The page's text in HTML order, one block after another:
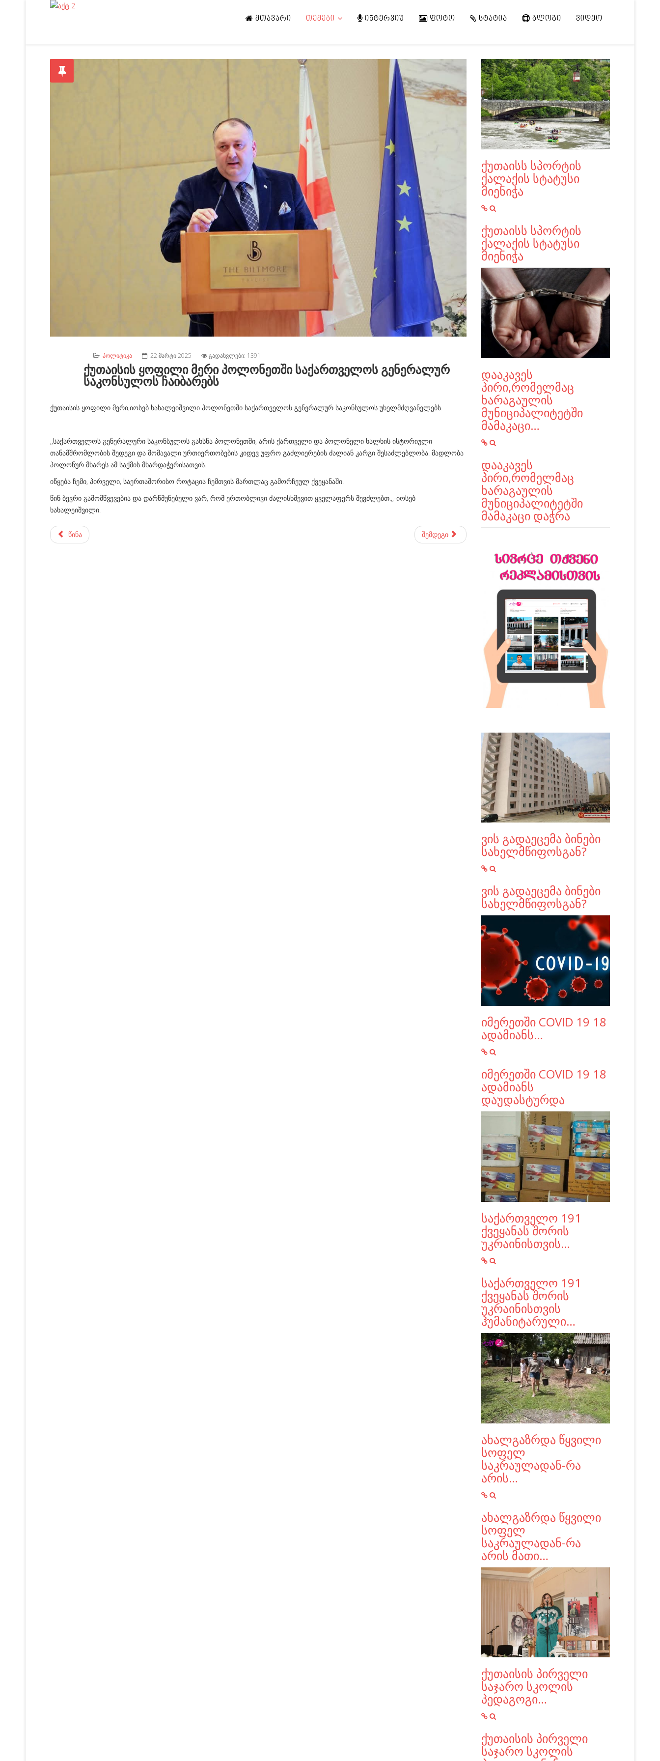
ᲛᲗᲐᲕᲐᲠᲘ ᲗᲔᲛᲔᲑᲘ ᲘᲜᲢᲔᲠᲕᲘᲣ ᲤᲝᲢᲝ ᲡᲢᲐᲢᲘᲐ ᲑᲚᲝᲒᲘ ᲕᲘᲓᲔᲝ
ᲞᲝᲚᲘᲢᲘᲙᲐ 22 ᲛᲐᲠᲢᲘ 2025 ᲒᲐᲓᲐᲡᲕᲚᲔᲑᲘ: 1391
ქუთაისის ყოფილი მერი პოლონეთში საქართველოს გენერალურ
საკონსულოს ჩაიბარებს
ქუთაისის ყოფილი მერი,იოსებ ხახალეიშვილი პოლონეთში საქართველოს გენერალურ საკონსულოს უხელმძღვანელებს.
,,საქართველოს გენერალური საკონსულოს გახსნა პოლონეთში, არის ქართველი და პოლონელი ხალხის ისტორიული
თანამშრომლობის შედეგი და მომავალი ურთიერთობების კიდევ უფრო გაძლიერების ძალიან კარგი შესაძლებლობა. მადლობა
პოლონურ მხარეს ამ საქმის მხარდაჭერისათვის.
იწყება ჩემი, პირველი, საერთაშორისო როტაცია ჩემთვის მართლაც გამორჩეულ ქვეყანაში.
წინ ბევრი გამომწვევებია და დარწმუნებული ვარ, რომ ერთობლივი ძალისხმევით ყველაფერს შევძლებთ.,,-იოსებ
ხახალეიშვილი.
წინა შემდეგი
ქუთაისს სპორტის
ქალაქის სტატუსი
მიენიჭა
ქუთაისს სპორტის
ქალაქის სტატუსი
მიენიჭა
დააკავეს
პირი,რომელმაც
ხარაგაულის
მუნიციპალიტეტში
მამაკაცი…
დააკავეს
პირი,რომელმაც
ხარაგაულის
მუნიციპალიტეტში
მამაკაცი დაჭრა
ვის გადაეცემა ბინები
სახელმწიფოსგან?
ვის გადაეცემა ბინები
სახელმწიფოსგან?
იმერეთში COVID 19 18
ადამიანს…
იმერეთში COVID 19 18
ადამიანს
დაუდასტურდა
საქართველო 191
ქვეყანას შორის
უკრაინისთვის…
საქართველო 191
ქვეყანას შორის
უკრაინისთვის
ჰუმანიტარული…
ახალგაზრდა წყვილი
სოფელ
საკრაულადან-რა
არის…
ახალგაზრდა წყვილი
სოფელ
საკრაულადან-რა
არის მათი…
ქუთაისის პირველი
საჯარო სკოლის
პედაგოგი…
ქუთაისის პირველი
საჯარო სკოლის